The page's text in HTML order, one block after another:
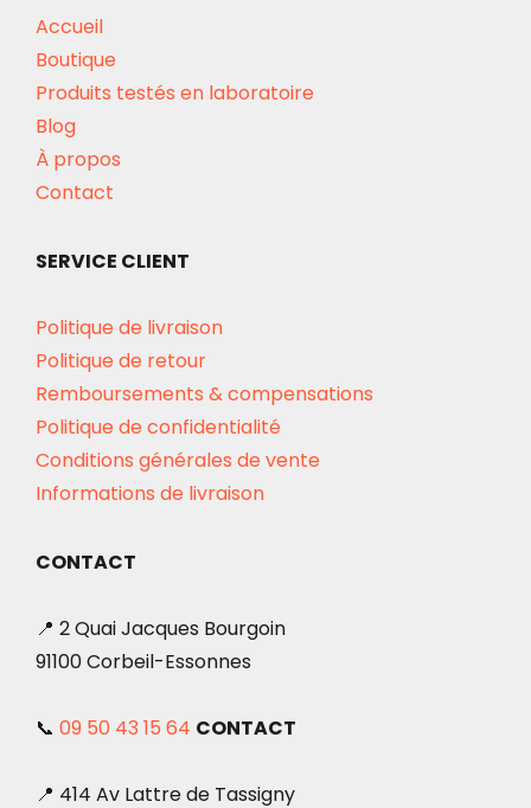
Accueil
Boutique
Produits testés en laboratoire
Blog
À propos
Contact
SERVICE CLIENT
Politique de livraison
Politique de retour
Remboursements & compensations
Politique de confidentialité
Conditions générales de vente
Informations de livraison
CONTACT
📍 2 Quai Jacques Bourgoin
91100 Corbeil-Essonnes
📞 09 50 43 15 64 CONTACT
📍 414 Av Lattre de Tassigny